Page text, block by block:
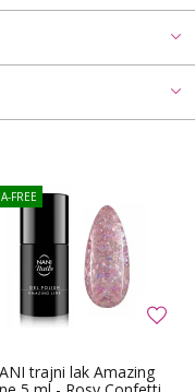
trajni lak Amazing
FREE